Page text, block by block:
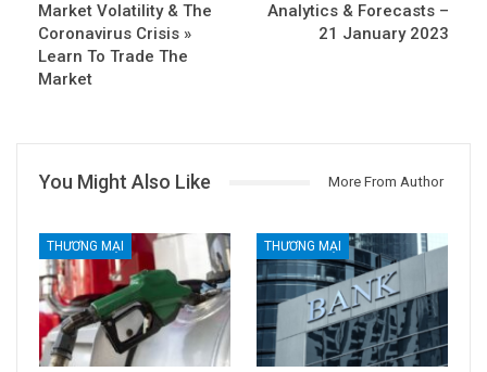
Market Volatility & The
Coronavirus Crisis »
Learn To Trade The
Market
Analytics & Forecasts –
21 January 2023
You Might Also Like More From Author
THƯƠNG MẠI THƯƠNG MẠI